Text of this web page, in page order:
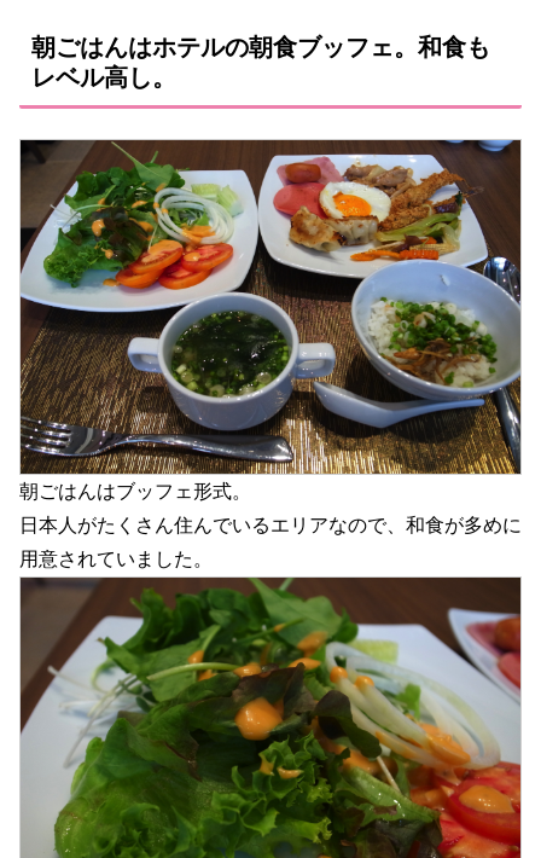
朝ごはんはホテルの朝食ブッフェ。和食も
レベル高し。
朝ごはんはブッフェ形式。
日本人がたくさん住んでいるエリアなので、和食が多めに
用意されていました。